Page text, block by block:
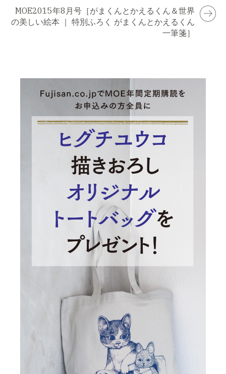
MOE2015年8月号［がまくんとかえるくん＆世界
の美しい絵本 ｜ 特別ふろく がまくんとかえるくん
一筆箋］